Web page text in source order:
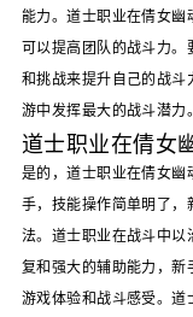
能力。道士职业在倩女
可以提高团队的战斗力
和挑战来提升自己的战
游中发挥最大的战斗潜力。
道士职业在倩女
是的，道士职业在倩女幽
手，技能操作简单明了
法。道士职业在战斗中
复和强大的辅助能力，
游戏体验和战斗感受。